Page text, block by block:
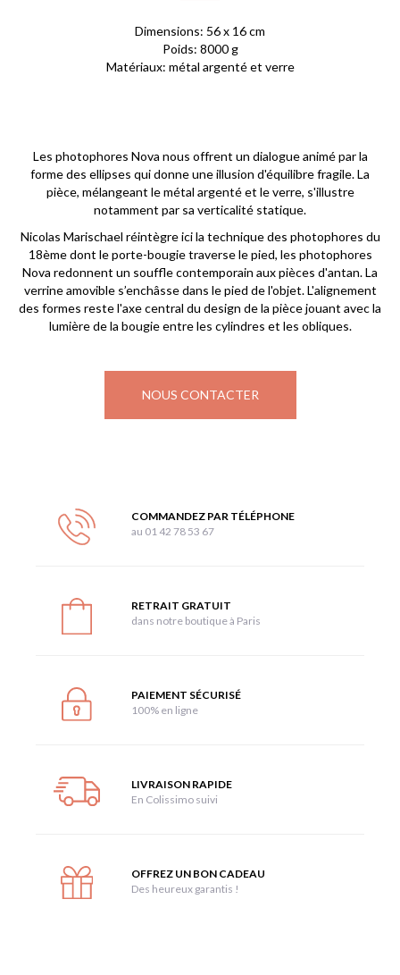
Dimensions: 56 x 16 cm
Poids: 8000 g
Matériaux: métal argenté et verre
Les photophores Nova nous offrent un dialogue animé par la
forme des ellipses qui donne une illusion d'équilibre fragile. La
pièce, mélangeant le métal argenté et le verre, s'illustre
notamment par sa verticalité statique.
Nicolas Marischael réintègre ici la technique des photophores du
18ème dont le porte-bougie traverse le pied, les photophores
Nova redonnent un souffle contemporain aux pièces d'antan. La
verrine amovible s’enchâsse dans le pied de l'objet. L'alignement
des formes reste l'axe central du design de la pièce jouant avec la
lumière de la bougie entre les cylindres et les obliques.
NOUS CONTACTER
COMMANDEZ PAR TÉLÉPHONE
au 01 42 78 53 67
RETRAIT GRATUIT
dans notre boutique à Paris
PAIEMENT SÉCURISÉ
100% en ligne
LIVRAISON RAPIDE
En Colissimo suivi
OFFREZ UN BON CADEAU
Des heureux garantis !